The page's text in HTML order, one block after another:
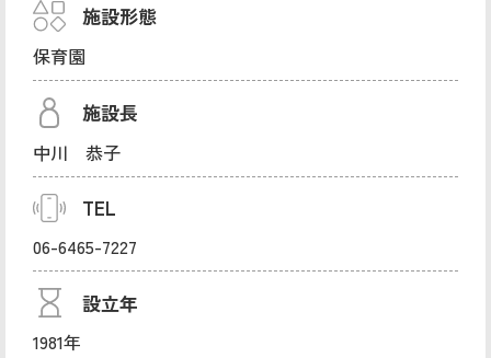
施設形態
保育園
施設長
中川 恭子
TEL
06-6465-7227
設立年
1981年